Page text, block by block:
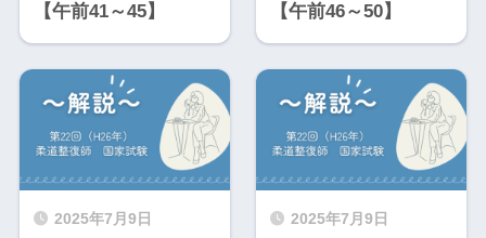
【午前41～45】
【午前46～50】
2025年7月9日 2025年7月9日